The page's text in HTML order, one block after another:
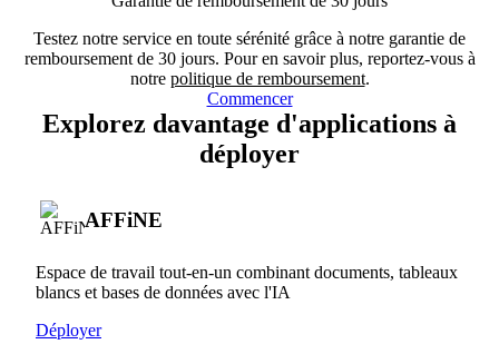
Testez notre service en toute sérénité grâce à notre garantie de
remboursement de 30 jours. Pour en savoir plus, reportez-vous à
notre politique de remboursement.
Commencer
Explorez davantage d'applications à
déployer
AFFiNE
Espace de travail tout-en-un combinant documents, tableaux
blancs et bases de données avec l'IA
Déployer